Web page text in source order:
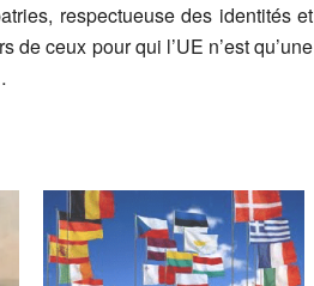
respectueuse des identités et
ceux pour qui l’UE n’est qu’une